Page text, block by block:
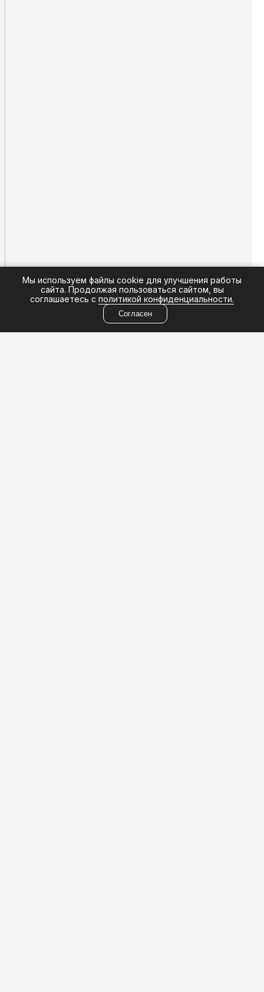
Мы используем файлы cookie для улучшения работы
сайта. Продолжая пользоваться сайтом, вы
соглашаетесь с политикой конфиденциальности.
Согласен